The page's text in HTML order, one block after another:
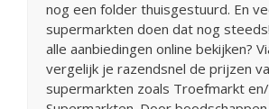
nog een folder thuisgestuurd. En
supermarkten doen dat nog
alle aanbiedingen online bekijken?
vergelijk je razendsnel de prijzen
supermarkten zoals Troefmarkt